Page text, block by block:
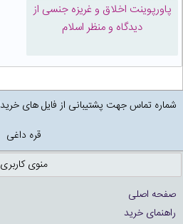
پاورپوینت اخلاق و غریزه جنسی از
دیدگاه و منظر اسلام
قره داغی
منوی کاربری
صفحه اصلی
راهنمای خرید